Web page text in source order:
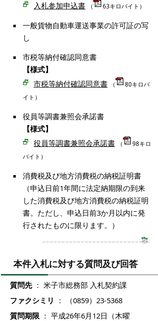
入札参加申込書
（ 63キロバイト）
一般貨物自動車運送事業の許可証の写
し
市税等納付確認同意書
【様式】
市税等納付確認同意書
（
80キロバ
イト）
役員等調書兼照会承諾書
【様式】
役員等調書兼照会承諾書
（
98キロ
バイト）
消費税及び地方消費税の納税証明書
（申込日前1年間に法定納期限の到来
した消費税及び地方消費税の納税証明
書。ただし、申込日前3か月以内に発
行されたものに限ります。）
本件入札に対する質問及び回答
質問先： 米子市総務部 入札契約課
ファクシミリ
： （0859）23-5368
質問期限 ： 平成26年6月12日（木曜